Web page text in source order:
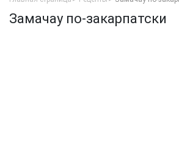
Замачау по-закарпатски